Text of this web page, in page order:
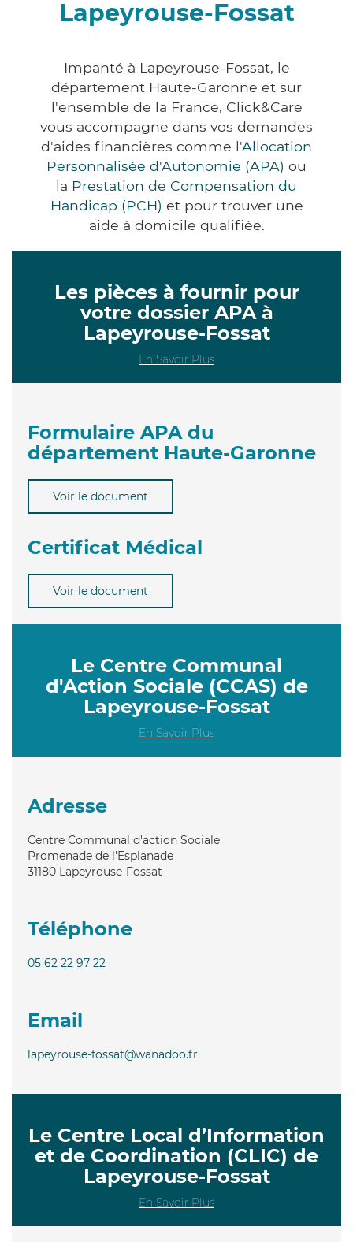
Lapeyrouse-Fossat
Impanté à Lapeyrouse-Fossat, le
département Haute-Garonne et sur
l'ensemble de la France, Click&Care
vous accompagne dans vos demandes
d'aides financières comme l'Allocation
Personnalisée d'Autonomie (APA) ou
la Prestation de Compensation du
Handicap (PCH) et pour trouver une
aide à domicile qualifiée.
Les pièces à fournir pour
votre dossier APA à
Lapeyrouse-Fossat
En Savoir Plus
Formulaire APA du
département Haute-Garonne
Voir le document
Certificat Médical
Voir le document
Le Centre Communal
d'Action Sociale (CCAS) de
Lapeyrouse-Fossat
En Savoir Plus
Adresse
Centre Communal d'action Sociale
Promenade de l'Esplanade
31180 Lapeyrouse-Fossat
Téléphone
05 62 22 97 22
Email
lapeyrouse-fossat@wanadoo.fr
Le Centre Local d’Information
et de Coordination (CLIC) de
Lapeyrouse-Fossat
En Savoir Plus